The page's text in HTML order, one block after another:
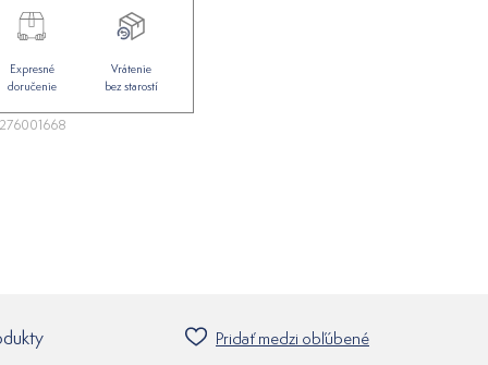
Expresné
doručenie
Vrátenie
bez starostí
Pridať medzi obľúbené